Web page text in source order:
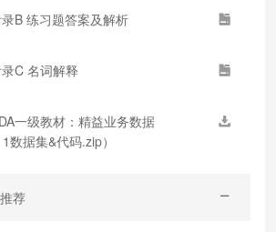
B 练习题答案及解析
C 名词解释
一级教材：精益业务数据
数据集&代码.zip）
荐